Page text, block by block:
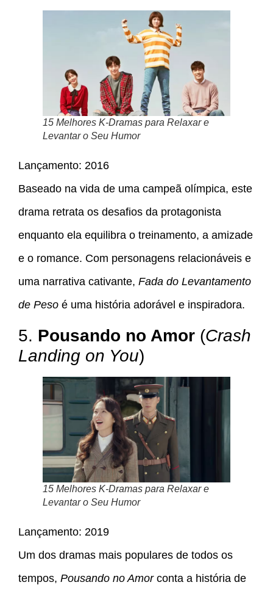
15 Melhores K-Dramas para Relaxar e
Levantar o Seu Humor
Lançamento: 2016
Baseado na vida de uma campeã olímpica, este
drama retrata os desafios da protagonista
enquanto ela equilibra o treinamento, a amizade
e o romance. Com personagens relacionáveis e
uma narrativa cativante, Fada do Levantamento
de Peso é uma história adorável e inspiradora.
5. Pousando no Amor (Crash
Landing on You)
15 Melhores K-Dramas para Relaxar e
Levantar o Seu Humor
Lançamento: 2019
Um dos dramas mais populares de todos os
tempos, Pousando no Amorconta a história de